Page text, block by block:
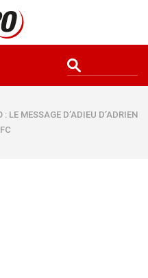
: LE MESSAGE D’ADIEU D’ADRIEN